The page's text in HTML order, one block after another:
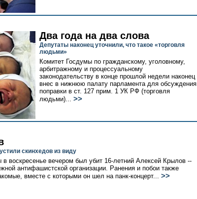
Два года на два слова
Депутаты наконец уточнили, что такое «торговля
людьми»
Комитет Госдумы по гражданскому, уголовному,
арбитражному и процессуальному
законодательству в конце прошлой недели наконец
внес в нижнюю палату парламента для обсуждения
поправки в ст. 127 прим. 1 УК РФ (торговля
людьми)... >>
скинхедов из виду
в воскресенье вечером был убит 16-летний Алексей Крылов --
антифашистской организации. Ранения и побои также
вместе с которыми он шел на панк-концерт... >>